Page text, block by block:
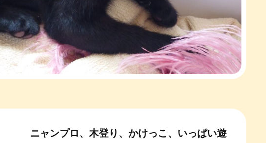
ニャンプロ、木登り、かけっこ、いっぱい遊